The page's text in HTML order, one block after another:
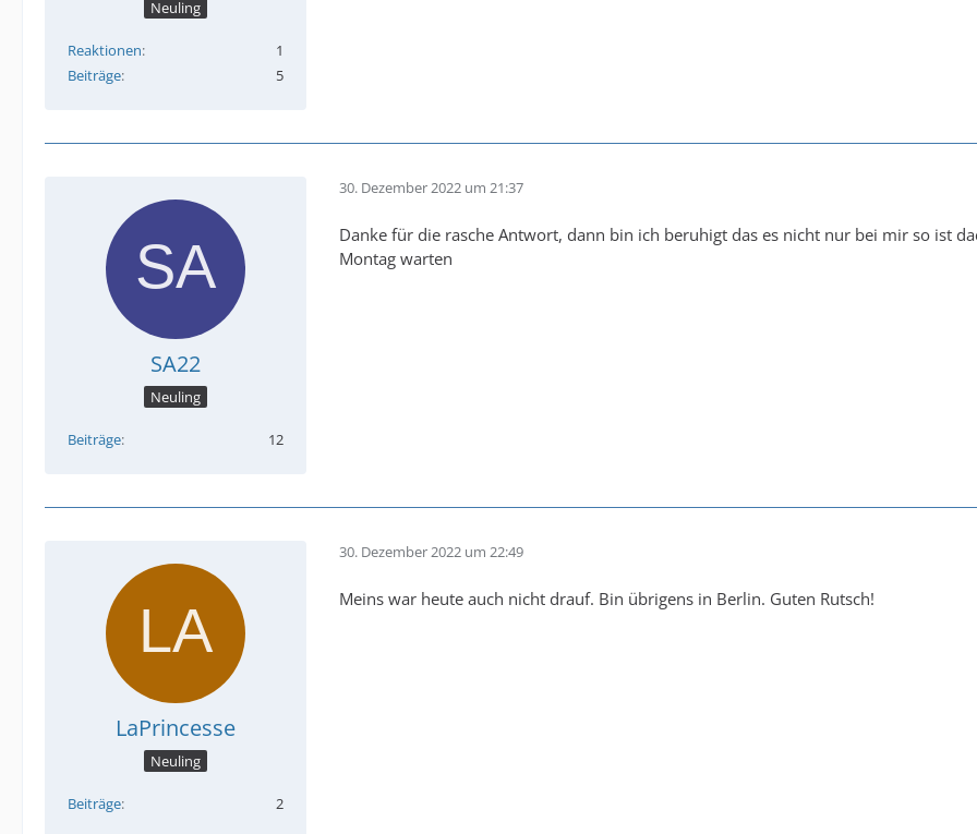
Neuling
Reaktionen
1
Beiträge
5
SA22
Neuling
Beiträge 12
30. Dezember 2022 um 21:37
Danke für die rasche Antwort, dann bin ich beruhigt das es nicht nur bei mir so ist
Montag warten
LaPrincesse
Neuling
Beiträge 2
30. Dezember 2022 um 22:49
Meins war heute auch nicht drauf. Bin übrigens in Berlin. Guten Rutsch!